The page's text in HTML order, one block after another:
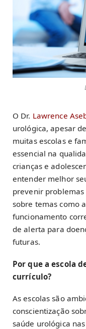
O Dr. Lawrence
urológica, apesar
muitas escolas e
essencial na
crianças e
entender melhor
prevenir
sobre temas como
funcionamento
de alerta para
futuras.
Por que a escola
currículo?
As escolas são
conscientização
saúde urológica